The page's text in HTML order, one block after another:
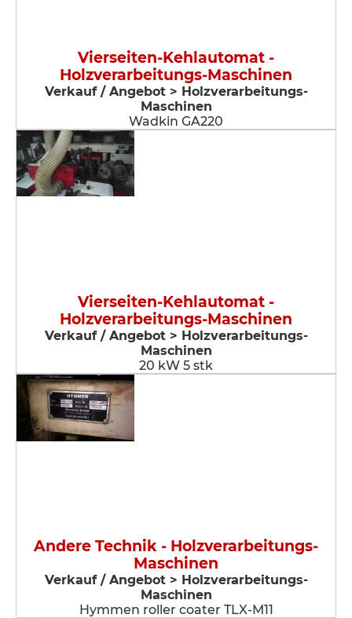
Vierseiten-Kehlautomat -
Holzverarbeitungs-Maschinen
Verkauf / Angebot > Holzverarbeitungs-
Maschinen
Wadkin GA220
Vierseiten-Kehlautomat -
Holzverarbeitungs-Maschinen
Verkauf / Angebot > Holzverarbeitungs-
Maschinen
20 kW 5 stk
Andere Technik - Holzverarbeitungs-
Maschinen
Verkauf / Angebot > Holzverarbeitungs-
Maschinen
Hymmen roller coater TLX-M11